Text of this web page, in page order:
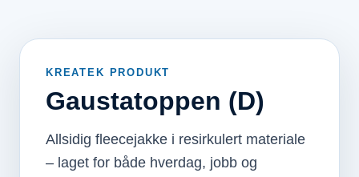
KREATEK PRODUKT
Gaustatoppen (D)
Allsidig fleecejakke i resirkulert materiale
– laget for både hverdag, jobb og